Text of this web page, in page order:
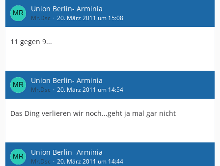
Union Berlin- Arminia
Mr.Dsc 20. März 2011 um 15:08
11 gegen 9...
Union Berlin- Arminia
Mr.Dsc 20. März 2011 um 14:54
Das Ding verlieren wir noch...geht ja mal gar nicht
Union Berlin- Arminia
Mr.Dsc 20. März 2011 um 14:44